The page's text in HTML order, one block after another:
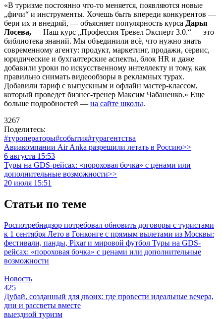
«В туризме постоянно что-то меняется, появляются новые
„фичи“ и инструменты. Хочешь быть впереди конкурентов —
бери их и внедряй, — объясняет популярность курса Дарья
Лосева, — Наш курс „Профессия Тревел Эксперт 3.0.“ — это
библиотека знаний. Мы объединили всё, что нужно знать
современному агенту: продукт, маркетинг, продажи, сервис,
юридические и бухгалтерские аспекты, блок HR и даже
добавили уроки по искусственному интеллекту и тому, как
правильно снимать видеообзоры в рекламных турах.
Добавили тариф с выпускным и офлайн мастер-классом,
который проведет бизнес-тренер Максим Чабаненко.» Еще
больше подробностей — на сайте школы.
3267
Поделитесь:
#туроператоры#события#турагентства
Авиакомпании Air Anka разрешили летать в Россию>>
6 августа 15:53
Туры на GDS-рейсах: «пороховая бочка» с ценами или
дополнительные возможности>>
20 июля 15:51
Статьи по теме
Роспотребнадзор потребовал обновить договоры с туристами
к 1 сентября Лето в Гонконге с прямым вылетами из Москвы:
фестивали, панды, Pixar и мировой футбол Туры на GDS-
рейсах: «пороховая бочка» с ценами или дополнительные
возможности
Новость
425
Дубай, созданный для двоих: где провести идеальные вечера,
дни и рассветы вместе
выездной туризм